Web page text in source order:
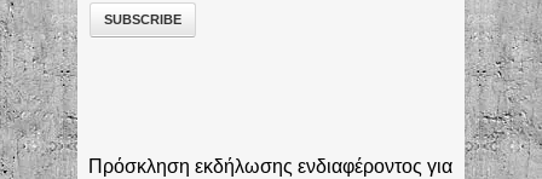
Πρόσκληση εκδήλωσης ενδιαφέροντος για